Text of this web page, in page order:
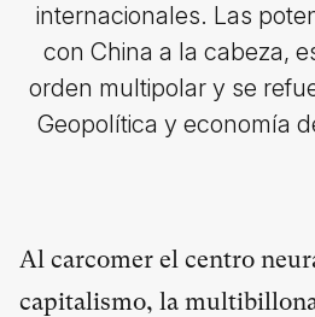
internacionales. Las
con China a la cabeza,
orden multipolar y se
Geopolítica y economía
Al carcomer el centro
capitalismo, la